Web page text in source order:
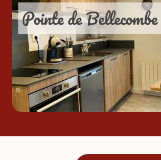
Pointe de Bellecombe